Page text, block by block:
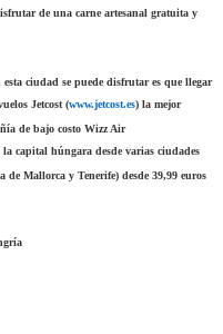
de una carne artesanal gratuita y
ciudad se puede disfrutar es que llegar
Jetcost (www.jetcost.es) la mejor
de bajo costo Wizz Air
capital húngara desde varias ciudades
Mallorca y Tenerife) desde 39,99 euros